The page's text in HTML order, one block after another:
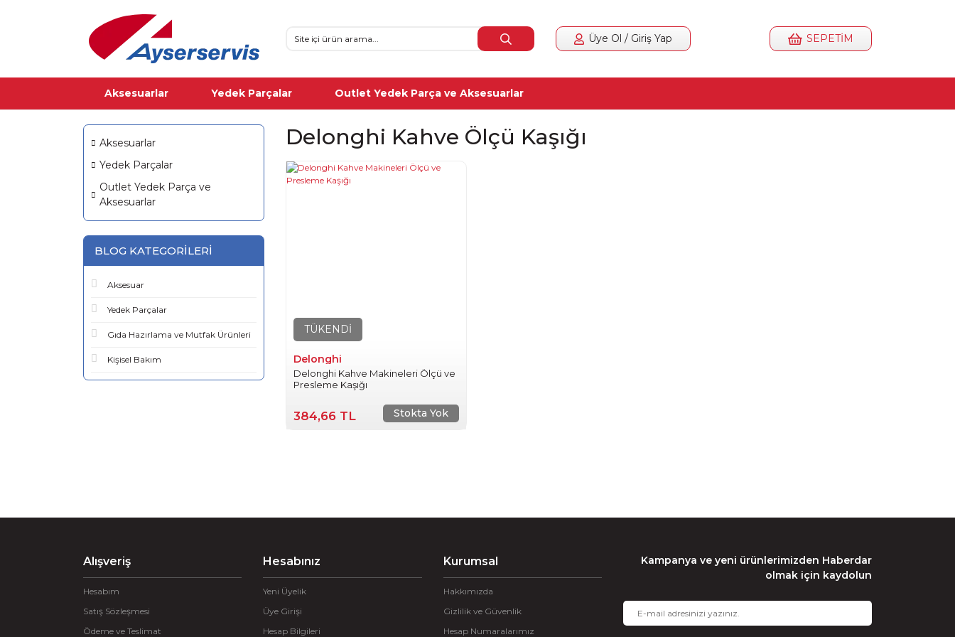
Üye Ol / Giriş Yap SEPETİM
Aksesuarlar Yedek Parçalar Outlet Yedek Parça ve Aksesuarlar
Aksesuarlar
Yedek Parçalar
Outlet Yedek Parça ve
Aksesuarlar
BLOG KATEGORILERI
Aksesuar
Yedek Parçalar
Gıda Hazırlama ve Mutfak Ürünleri
Kişisel Bakım
Delonghi Kahve Ölçü Kaşığı
TÜKENDİ
Delonghi
Delonghi Kahve Makineleri Ölçü ve
Presleme Kaşığı
384,66 TL Stokta Yok
Alışveriş
Hesabım
Satış Sözleşmesi
Ödeme ve Teslimat
Hesabınız
Yeni Üyelik
Üye Girişi
Hesap Bilgileri
Kurumsal
Hakkımızda
Gizlilik ve Güvenlik
Hesap Numaralarımız
Kampanya ve yeni ürünlerimizden Haberdar
olmak için kaydolun